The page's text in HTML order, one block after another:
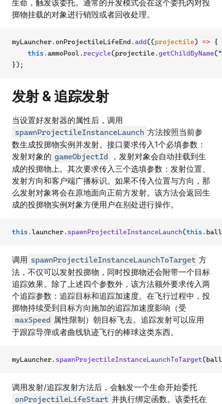
生命，触发该委托。通常的开发模式会在这个委托内对投
掷物挂载的对象进行销毁或者回收处理。
TypeScript
myLauncher.onProjectileLifeEnd.add((projectile) => {
this .ammoPool.recycle(projectile.getChildByName(
});
发射 & 追踪发射
当设置好发射器的属性后，调用
spawnProjectileInstanceLaunch 方法按照当前参
数生成投掷物实例并发射。接口要求传入1个必填参数：
发射对象的 gameObjectId
，发射对象会自动挂载到生
成的投掷物上。其次要求传入三个选填参数：发射位置、
发射方向和客户端广播标识。如果不传入位置与方向，那
么发射对象将会在原地面向正前方发射。该方法会返回生
成的投掷物实例对象方便用户在别处进行操作。
TypeScript
this .launcher. spawnProjectileInstanceLaunch(this
调用 spawnProjectileInstanceLaunchToTarget 方
法，不仅可以发射投掷物，同时投掷物还会附带一个目标
追踪效果。除了上述四个参数外，该方法额外要求传入两
个追踪参数：追踪目标和追踪加速度。在飞行过程中，投
掷物持续受到目标方向施加的追踪加速度影响（受
maxSpeed 属性限制）朝目标飞去。追踪发射可以应用
于跟踪导弹或者曲线轨迹飞行的棒球这类东西。
TypeScript
myLauncher. spawnProjectileInstanceLaunchToTarget
调用发射/追踪发射方法后，会触发一个生命开始委托
onProjectileLifeStart 并执行绑定函数。该委托在